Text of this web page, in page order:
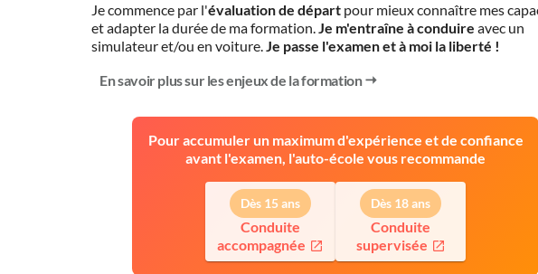
Je commence par l'évaluation de départ pour mieux connaître mes
et adapter la durée de ma formation. Je m'entraîne à conduire avec un
simulateur et/ou en voiture. Je passe l'examen et à moi la liberté !
En savoir plus sur les enjeux de la formation
Pour accumuler un maximum d'expérience et de confiance
avant l'examen, l'auto-école vous recommande
Dès 15 ans
Conduite
accompagnée
Dès 18 ans
Conduite
supervisée